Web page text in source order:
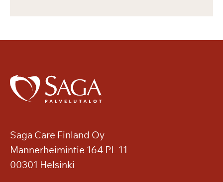
Saga Care Finland Oy
Mannerheimintie 164 PL 11
00301 Helsinki